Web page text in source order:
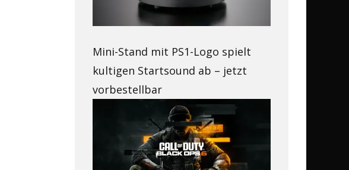
Mini-Stand mit PS1-Logo spielt
kultigen Startsound ab – jetzt
vorbestellbar